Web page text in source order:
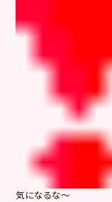
気になるな～